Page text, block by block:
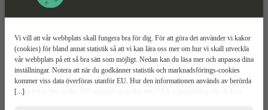
[...]
Vi vill att vår webbplats skall fungera bra för dig. För att göra det använder vi kakor
(cookies) för bland annat statistik så att vi kan lära oss mer om hur vi skall utveckla
vår webbplats på ett så bra sätt som möjligt. Nedan kan du läsa mer och anpassa dina
inställningar. Notera att när du godkänner statistik och marknadsförings-cookies
kommer viss data överföras utanför EU. Hur den informationen används av berörda
bolag vet vi inte exakt. Till exempel uppfyller inte USA:s lagstiftning alla de krav
Expanderbult Mer information
MFT 1000 FZV
Varmförzinkad
Korrosivitetsklass C3